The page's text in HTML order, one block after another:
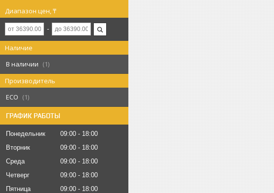
Диапазон цен, ₸
Наличие
В наличии
1
Производитель
ECO
1
ГРАФИК РАБОТЫ
Понедельник 09:00
18:00
Вторник
09:00
18:00
Среда
09:00
18:00
Четверг
09:00
18:00
Пятница
09:00
18:00